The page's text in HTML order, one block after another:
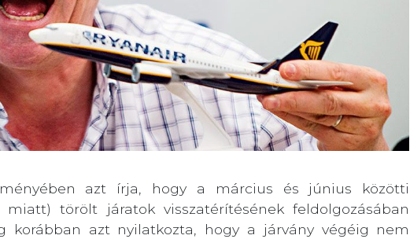
azt írja, hogy a március és június közötti
törölt járatok visszatérítésének feldolgozásában
korábban azt nyilatkozta, hogy a járvány végéig nem